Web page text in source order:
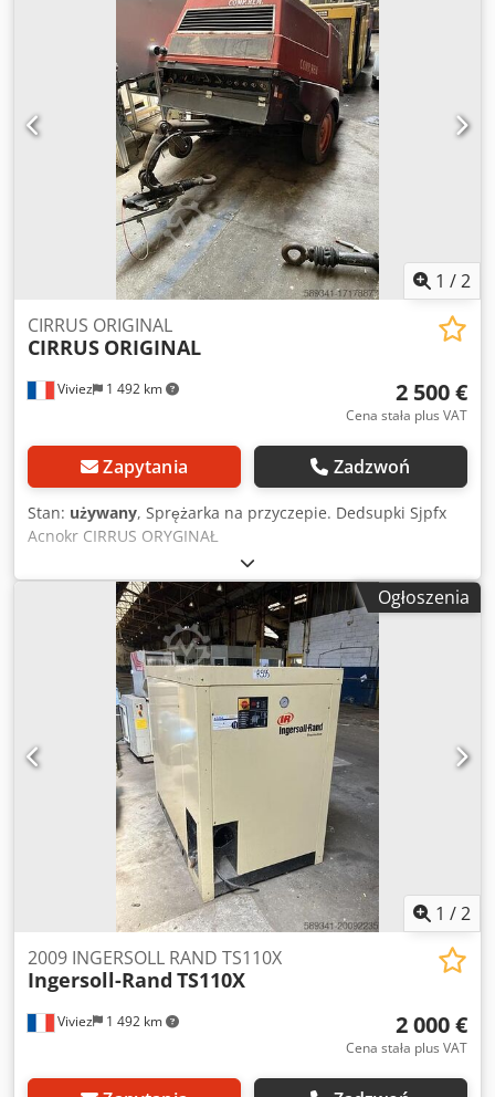
1 /2
Viviez 1 492 km
CIRRUS ORIGINAL
CIRRUS ORIGINAL
2 500 €
Cena stała plus VAT
Zapytania Zadzwoń
Stan: używany, Sprężarka na przyczepie. Dedsupki Sjpfx
Acnokr CIRRUS ORYGINAŁ
Ogłoszenia
1 /2
Viviez 1 492 km
2009 INGERSOLL RAND TS110X
Ingersoll-Rand TS110X
2 000 €
Cena stała plus VAT